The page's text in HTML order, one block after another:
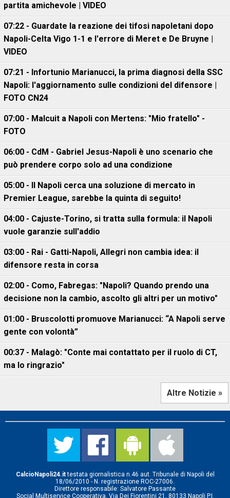
partita amichevole | VIDEO
07:22 - Guardate la reazione dei tifosi napoletani dopo
Napoli-Celta Vigo 1-1 e l'errore di Meret e De Bruyne |
VIDEO
07:21 - Infortunio Marianucci, la prima diagnosi della SSC
Napoli: l'aggiornamento sulle condizioni del difensore |
FOTO CN24
07:00 - Malcuit a Napoli con Mertens: "Mio fratello" -
FOTO
06:00 - CdM - Gabriel Jesus-Napoli è uno scenario che
può prendere corpo solo ad una condizione
05:00 - Il Napoli cerca una soluzione di mercato in
Premier League, sarebbe la quinta di seguito!
04:00 - Cajuste-Torino, si tratta sulla formula: il Napoli
vuole garanzie sull'addio
03:00 - Rai - Gatti-Napoli, Allegri non cambia idea: il
difensore resta in corsa
02:00 - Como, Fabregas: "Napoli? Quando prendo una
decisione non la cambio, ascolto gli altri per un motivo"
01:00 - Bruscolotti promuove Marianucci: “A Napoli serve
gente con volontà”
00:37 - Malagò: "Conte mai contattato per il ruolo di CT,
ma lo ringrazio"
Altre Notizie »
CalcioNapoli24.ittestata giornalistica n.46 aut. Tribunale di Napoli del
18/06/2010 - N. registrazione ROC-27006.
Direttore responsabile: Salvatore Passante
Social Multiservice Cooperativa, Via Dei Fiorentini 21, 80133 Napoli P.I.